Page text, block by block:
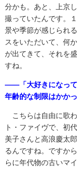
分かも。あと、上京
撮っていたんです。
景や季節が感じられ
スをいただいて、何
が出てきて、それを
すね。
――「大好きになって
年齢的な制限はかか
こちらは自由に歌
ト・ファイヴで、初
美子さんと高浪慶太
るんですね。ですか
らに年代物の古いマ